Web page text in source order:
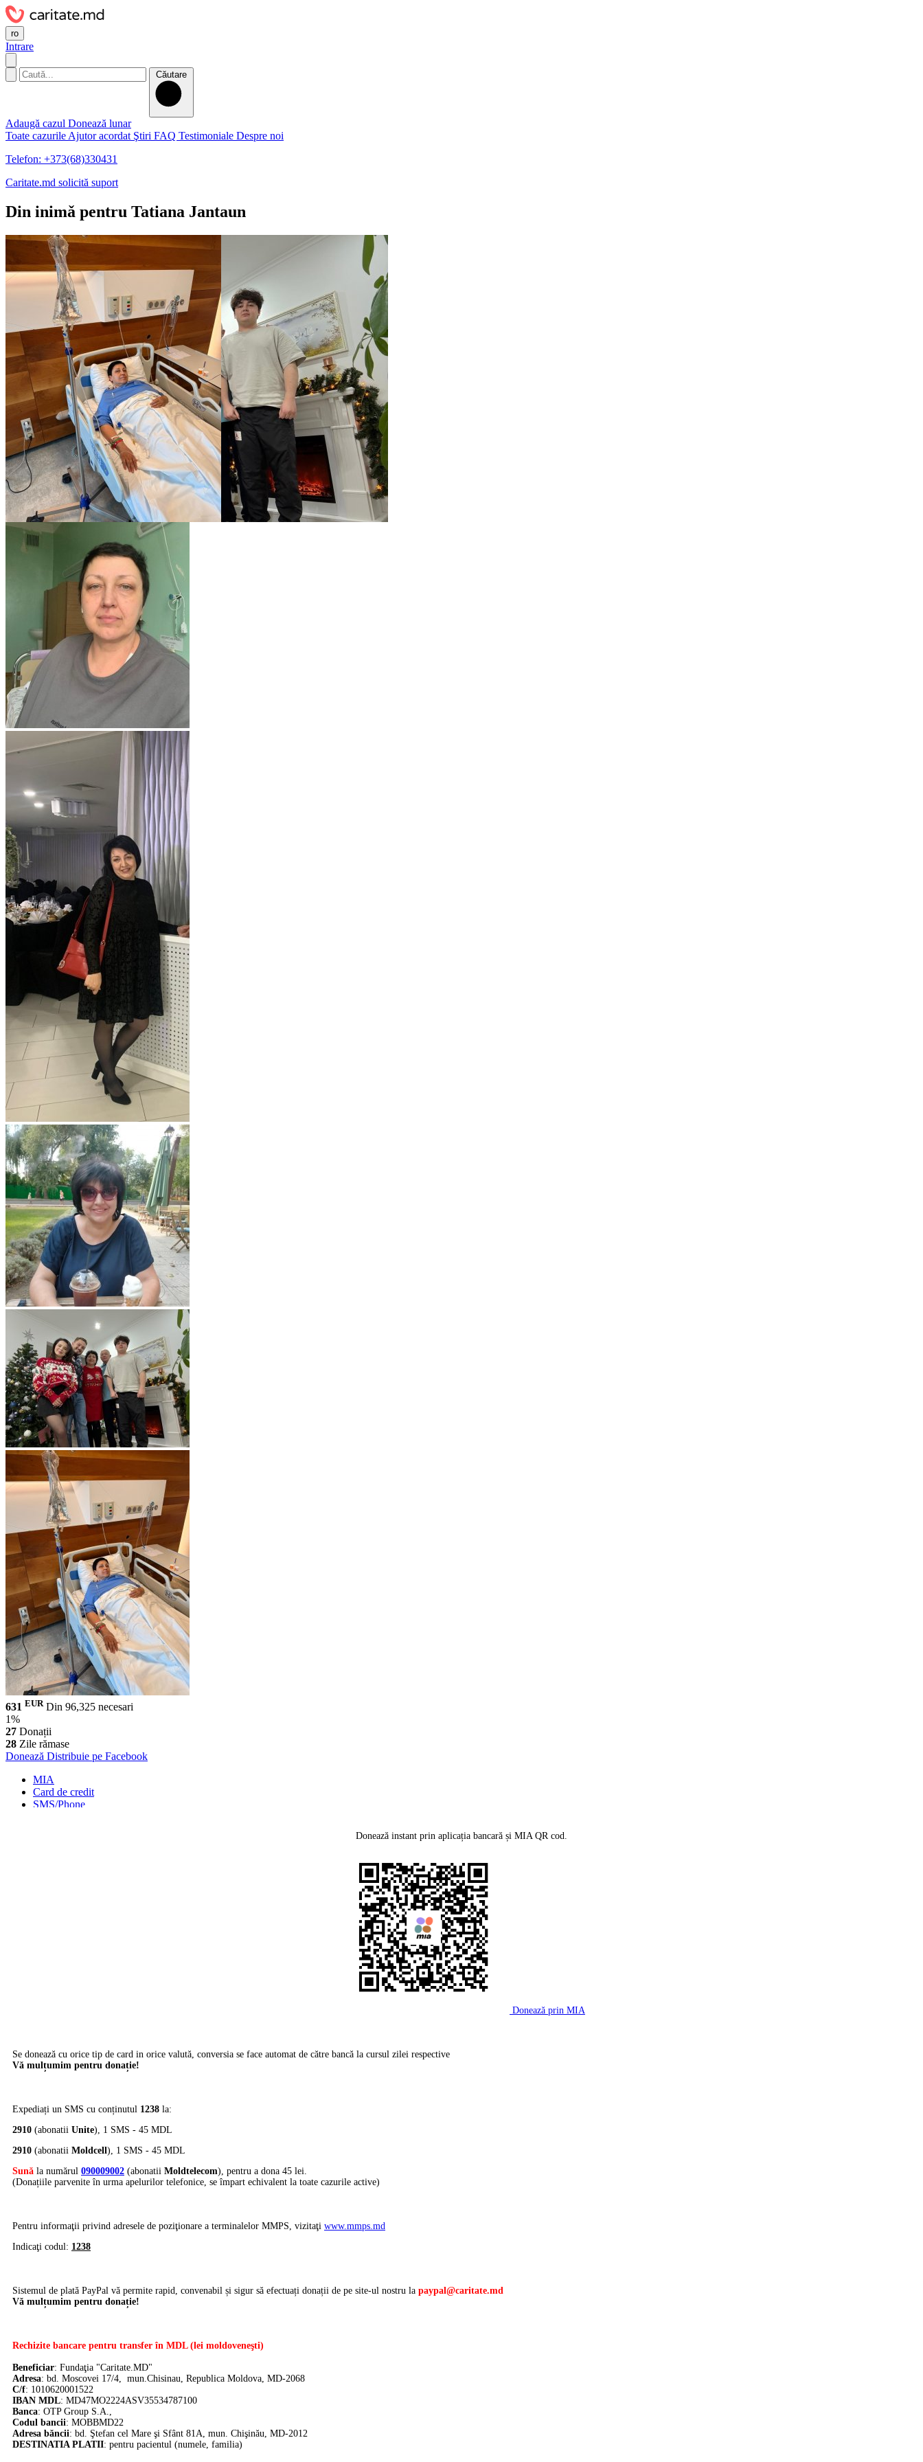
ro
Intrare
Căutare
Adaugă cazul Donează lunar
Toate cazurile Ajutor acordat Ştiri FAQ Testimoniale Despre noi
Telefon: +373(68)330431
Caritate.md solicită suport
Din inimǎ pentru Tatiana Jantaun
631 EUR Din 96,325 necesari
1%
27 Donații
28 Zile rămase
Donează Distribuie pe Facebook
MIA
Card de credit
SMS/Phone
Donează instant prin aplicația bancară și MIA QR cod.
Donează prin MIA
Se donează cu orice tip de card in orice valută, conversia se face automat de către bancă la cursul zilei respective
Vă mulțumim pentru donație!
Expediați un SMS cu conținutul 1238 la:
2910 (abonatii Unite), 1 SMS - 45 MDL
2910 (abonatii Moldcell), 1 SMS - 45 MDL
Sună la numărul 090009002 (abonatii Moldtelecom), pentru a dona 45 lei.
(Donațiile parvenite în urma apelurilor telefonice, se împart echivalent la toate cazurile active)
Pentru informaţii privind adresele de poziţionare a terminalelor MMPS, vizitaţi www.mmps.md
Indicaţi codul: 1238
Sistemul de plată PayPal vă permite rapid, convenabil și sigur să efectuați donații de pe site-ul nostru la paypal@caritate.md
Vă mulțumim pentru donație!
Rechizite bancare pentru transfer în MDL (lei moldoveneşti)
Beneficiar: Fundaţia "Caritate.MD"
Adresa: bd. Moscovei 17/4, mun.Chisinau, Republica Moldova, MD-2068
C/f: 1010620001522
IBAN MDL: MD47MO2224ASV35534787100
Banca: OTP Group S.A.,
Codul bancii: MOBBMD22
Adresa băncii: bd. Ştefan cel Mare şi Sfânt 81A, mun. Chişinău, MD-2012
DESTINATIA PLATII: pentru pacientul (numele, familia)